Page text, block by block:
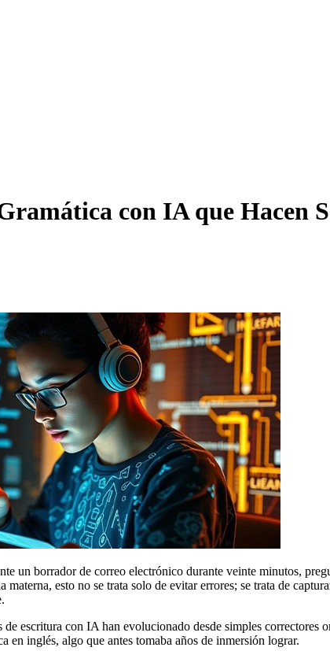
con IA que Hacen
un borrador de correo electrónico durante veinte minutos,
materna, esto no se trata solo de evitar errores; se trata de
de escritura con IA han evolucionado desde simples
en inglés, algo que antes tomaba años de inmersión lograr.